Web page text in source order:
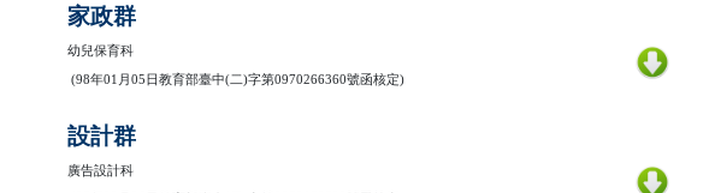
家政群
幼兒保育科
(98年01 月05 日教育部臺中(二)字第0970266360號函核定)
設計群
廣告設計科